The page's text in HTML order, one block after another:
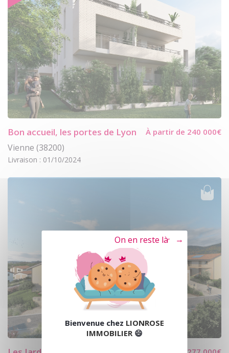
Bon accueil, les portes de Lyon À partir de 240 000€
Vienne (38200)
Livraison : 01/10/2024
Bienvenue chez LIONROSE
IMMOBILIER 😄
Tout refuser